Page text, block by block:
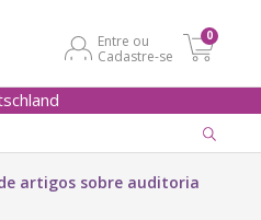
Entre ou
Cadastre-se
0
artigos sobre auditoria